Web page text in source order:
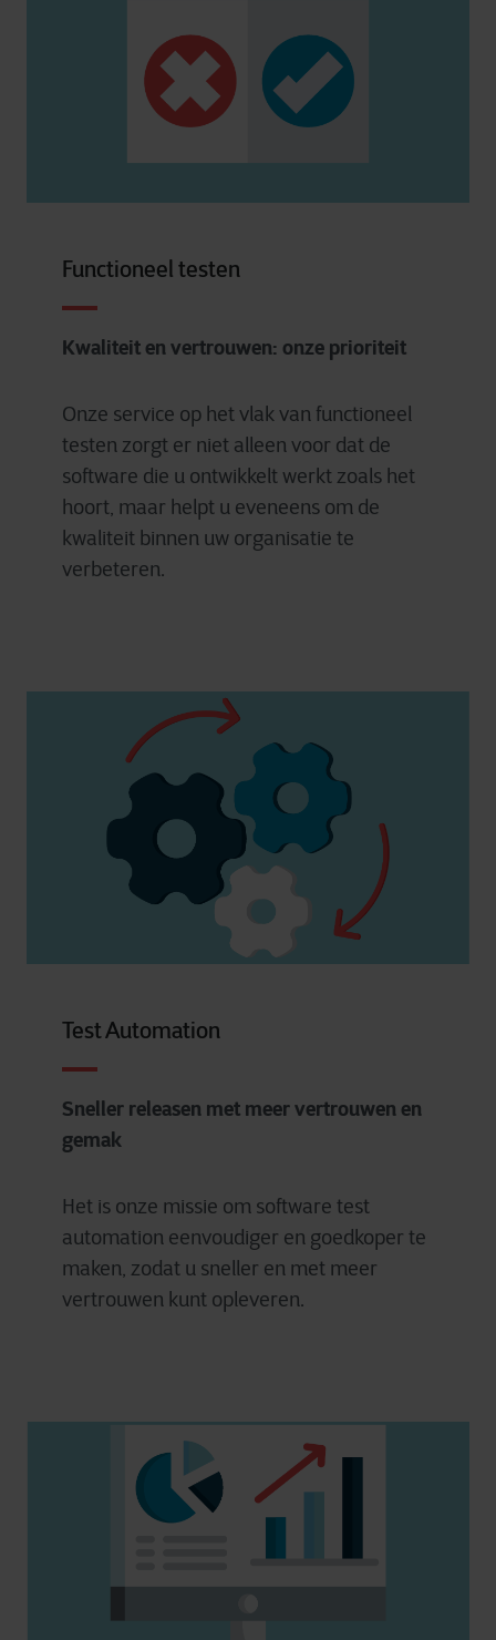
Functioneel testen
Kwaliteit en vertrouwen: onze prioriteit
Onze service op het vlak van functioneel
testen zorgt er niet alleen voor dat de
software die u ontwikkelt werkt zoals het
hoort, maar helpt u eveneens om de
kwaliteit binnen uw organisatie te
verbeteren.
Test Automation
Sneller releasen met meer vertrouwen en
gemak
Het is onze missie om software test
automation eenvoudiger en goedkoper te
maken, zodat u sneller en met meer
vertrouwen kunt opleveren.